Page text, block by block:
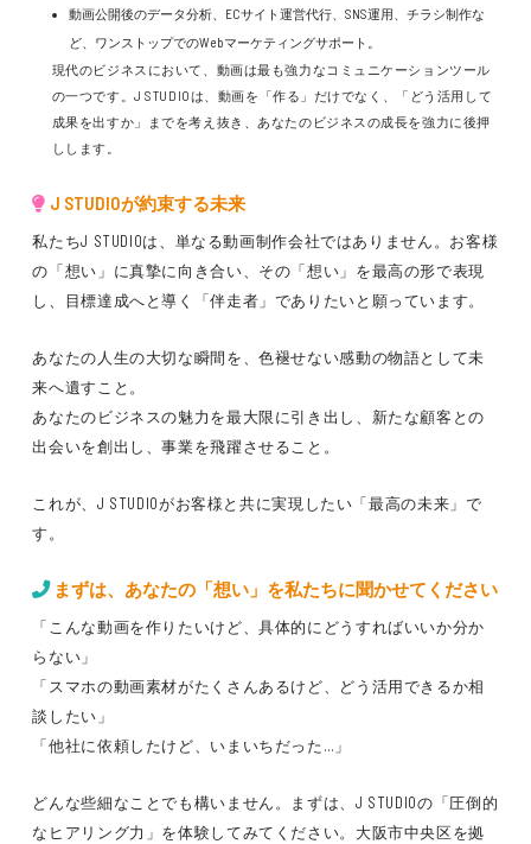
動画公開後のデータ分析、ECサイト運営代行、SNS運用、チラシ制作な
ど、ワンストップでのWebマーケティングサポート。
現代のビジネスにおいて、動画は最も強力なコミュニケーションツール
の一つです。J STUDIOは、動画を「作る」だけでなく、「どう活用して
成果を出すか」までを考え抜き、あなたのビジネスの成長を強力に後押
しします。
J STUDIOが約束する未来
私たちJ STUDIOは、単なる動画制作会社ではありません。お客様
の「想い」に真摯に向き合い、その「想い」を最高の形で表現
し、目標達成へと導く「伴走者」でありたいと願っています。
あなたの人生の大切な瞬間を、色褪せない感動の物語として未
来へ遺すこと。
あなたのビジネスの魅力を最大限に引き出し、新たな顧客との
出会いを創出し、事業を飛躍させること。
これが、J STUDIOがお客様と共に実現したい「最高の未来」で
す。
まずは、あなたの「想い」を私たちに聞かせてください
「こんな動画を作りたいけど、具体的にどうすればいいか分か
らない」
「スマホの動画素材がたくさんあるけど、どう活用できるか相
談したい」
「他社に依頼したけど、いまいちだった…」
どんな些細なことでも構いません。まずは、J STUDIOの「圧倒的
なヒアリング力」を体験してみてください。大阪市中央区を拠